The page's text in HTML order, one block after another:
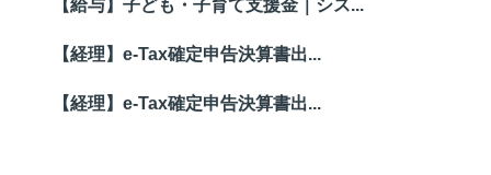
【給与】子ども・子育て支援金｜シス...
【経理】e-Tax確定申告決算書出...
【経理】e-Tax確定申告決算書出...